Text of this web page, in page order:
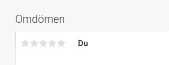
Omdömen
Du